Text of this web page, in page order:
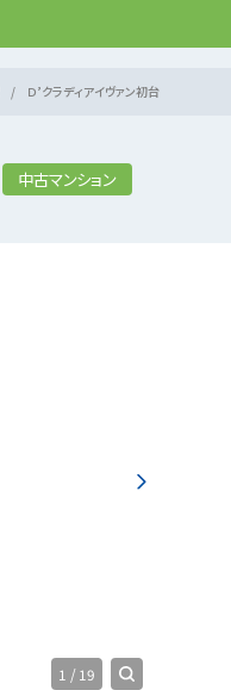
Ｄ’クラディアイヴァン初台
中古マンション
1 / 19